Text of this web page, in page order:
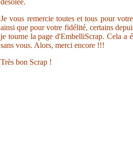
désolée.
Je vous remercie toutes et tous pour
ainsi que pour votre fidélité, certains
je tourne la page d'EmbelliScrap. Cela a
sans vous. Alors, merci encore !!!
Très bon Scrap !